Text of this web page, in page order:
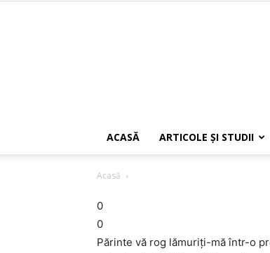
ACASĂ ARTICOLE ŞI STUDII
Acasă
0
0
Părinte vă rog lămuriți-mă într-o